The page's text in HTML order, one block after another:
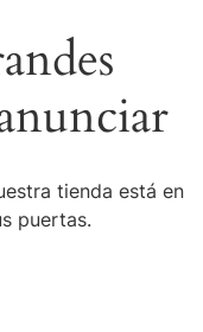
tienda está en
puertas.